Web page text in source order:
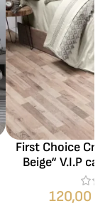
First Choice
Beige“ V.I.P
100% памук –
с
120,00